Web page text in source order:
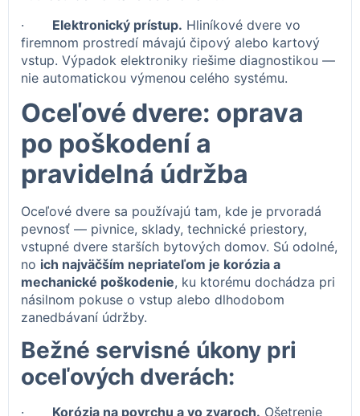
· Elektronický prístup. Hliníkové dvere vo
firemnom prostredí mávajú čipový alebo kartový
vstup. Výpadok elektroniky riešime diagnostikou —
nie automatickou výmenou celého systému.
Oceľové dvere: oprava
po poškodení a
pravidelná údržba
Oceľové dvere sa používajú tam, kde je prvoradá
pevnosť — pivnice, sklady, technické priestory,
vstupné dvere starších bytových domov. Sú odolné,
no ich najväčším nepriateľom je korózia a
mechanické poškodenie, ku ktorému dochádza pri
násilnom pokuse o vstup alebo dlhodobom
zanedbávaní údržby.
Bežné servisné úkony pri
oceľových dverách:
· Korózia na povrchu a vo zvaroch. Ošetrenie